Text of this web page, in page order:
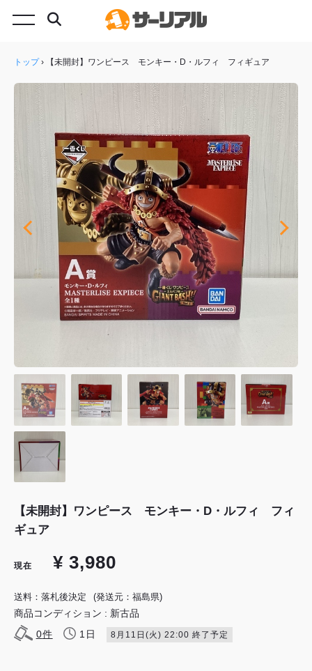
トップ› 【未開封】ワンピース モンキー・D・ルフィ フィギュア
【未開封】ワンピース モンキー・D・ルフィ フィ
ギュア
現在 ¥ 3,980
送料：落札後決定 (発送元：福島県)
商品コンディション : 新古品
0件 1日 8月11日(火) 22:00 終了予定